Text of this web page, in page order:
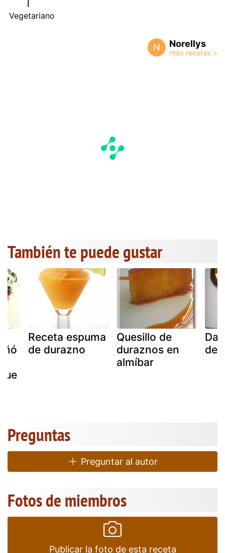
Vegetariano
N Norellys
También te puede gustar
Receta espuma
de durazno
Quesillo de
duraznos en
almíbar
de
Preguntas
Preguntar al autor
Fotos de miembros
Publicar la foto de esta receta